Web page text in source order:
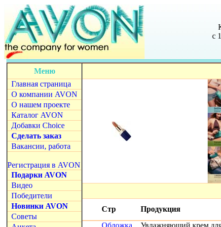
с
Меню
Главная страница
О компании AVON
О нашем проекте
Каталог AVON
Добавки Choice
Сделать заказ
Вакансии, работа
Регистрация в AVON
Подарки AVON
Видео
Победители
Новинки AVON
Советы
Стр
Продукция
Обложка
Увлажняющий крем